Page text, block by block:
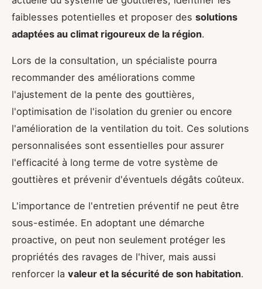
faiblesses potentielles et proposer des solutions
adaptées au climat rigoureux de la région.
Lors de la consultation, un spécialiste pourra
recommander des améliorations comme
l'ajustement de la pente des gouttières,
l'optimisation de l'isolation du grenier ou encore
l'amélioration de la ventilation du toit. Ces solutions
personnalisées sont essentielles pour assurer
l'efficacité à long terme de votre système de
gouttières et prévenir d'éventuels dégâts coûteux.
L'importance de l'entretien préventif ne peut être
sous-estimée. En adoptant une démarche
proactive, on peut non seulement protéger les
propriétés des ravages de l'hiver, mais aussi
renforcer la valeur et la sécurité de son habitation.